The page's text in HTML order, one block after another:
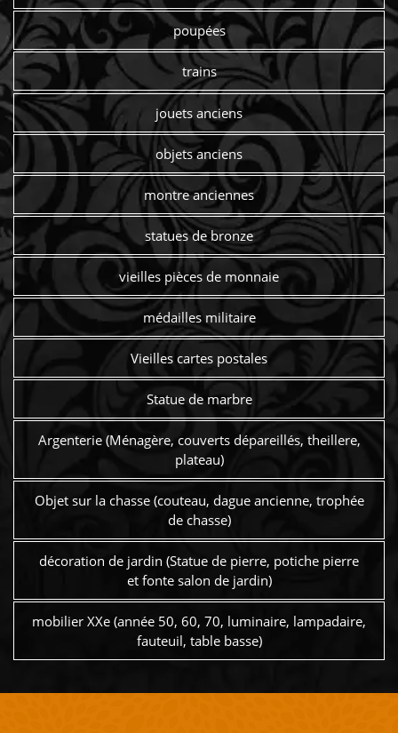
poupées
trains
jouets anciens
objets anciens
montre anciennes
statues de bronze
vieilles pièces de monnaie
médailles militaire
Vieilles cartes postales
Statue de marbre
Argenterie (Ménagère, couverts dépareillés, theillere,
plateau)
Objet sur la chasse (couteau, dague ancienne, trophée
de chasse)
décoration de jardin (Statue de pierre, potiche pierre
et fonte salon de jardin)
mobilier XXe (année 50, 60, 70, luminaire, lampadaire,
fauteuil, table basse)